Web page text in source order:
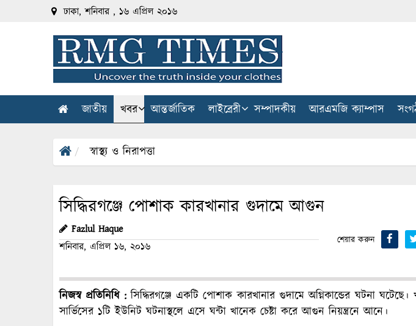
ঢাকা, শনিবার , ১৬ এপ্রিল ২০১৬
জাতীয় খবর আন্তর্জাতিক লাইব্রেরী সম্পাদকীয় আরএমজি ক্যাম্পাস
স্বাস্থ্য ও নিরাপত্তা
সিদ্ধিরগঞ্জে পোশাক কারখানার গুদামে আগুন
Fazlul Haque
শনিবার, এপ্রিল ১৬, ২০১৬
শেয়ার করুন
নিজস্ব প্রতিনিধি :সিদ্ধিরগঞ্জে একটি পোশাক কারখানার গুদামে অগ্নিকান্ডের ঘটনা ঘটেছে।
সার্ভিসের ১টি ইউনিট ঘটনাস্থলে এসে ঘন্টা খানেক চেষ্টা করে আগুন নিয়ন্ত্রনে আনে।